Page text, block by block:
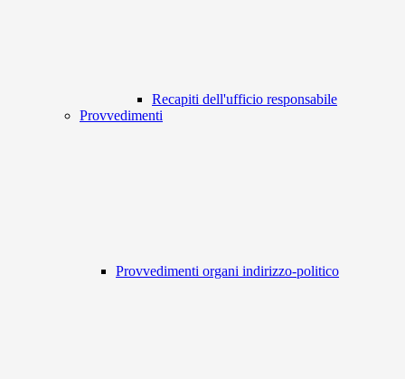
Recapiti dell'ufficio responsabile
Provvedimenti
Provvedimenti organi indirizzo-politico